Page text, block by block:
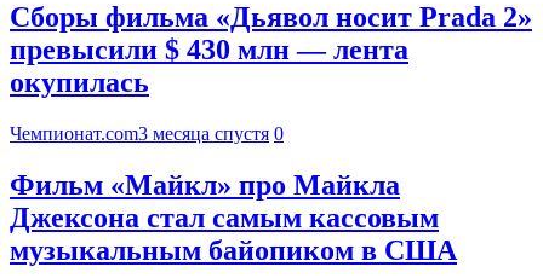
Сборы фильма «Дьявол носит Prada 2»
превысили $ 430 млн — лента
окупилась
Чемпионат.com3 месяца спустя 0
Фильм «Майкл» про Майкла
Джексона стал самым кассовым
музыкальным байопиком в США